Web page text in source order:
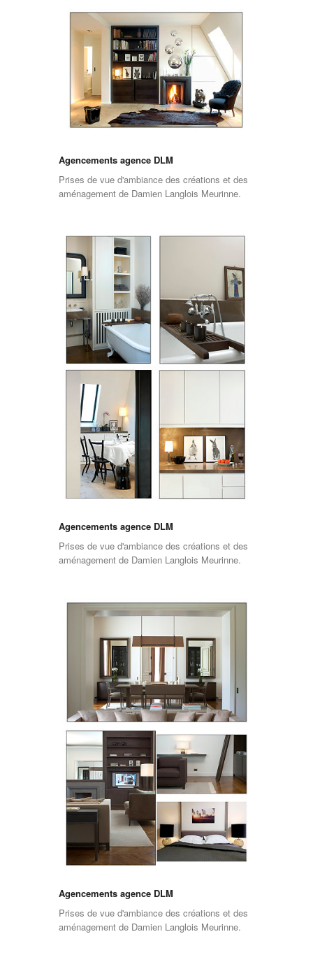
Agencements agence DLM
Prises de vue d'ambiance des créations et des
aménagement de Damien Langlois Meurinne.
Agencements agence DLM
Prises de vue d'ambiance des créations et des
aménagement de Damien Langlois Meurinne.
Agencements agence DLM
Prises de vue d'ambiance des créations et des
aménagement de Damien Langlois Meurinne.